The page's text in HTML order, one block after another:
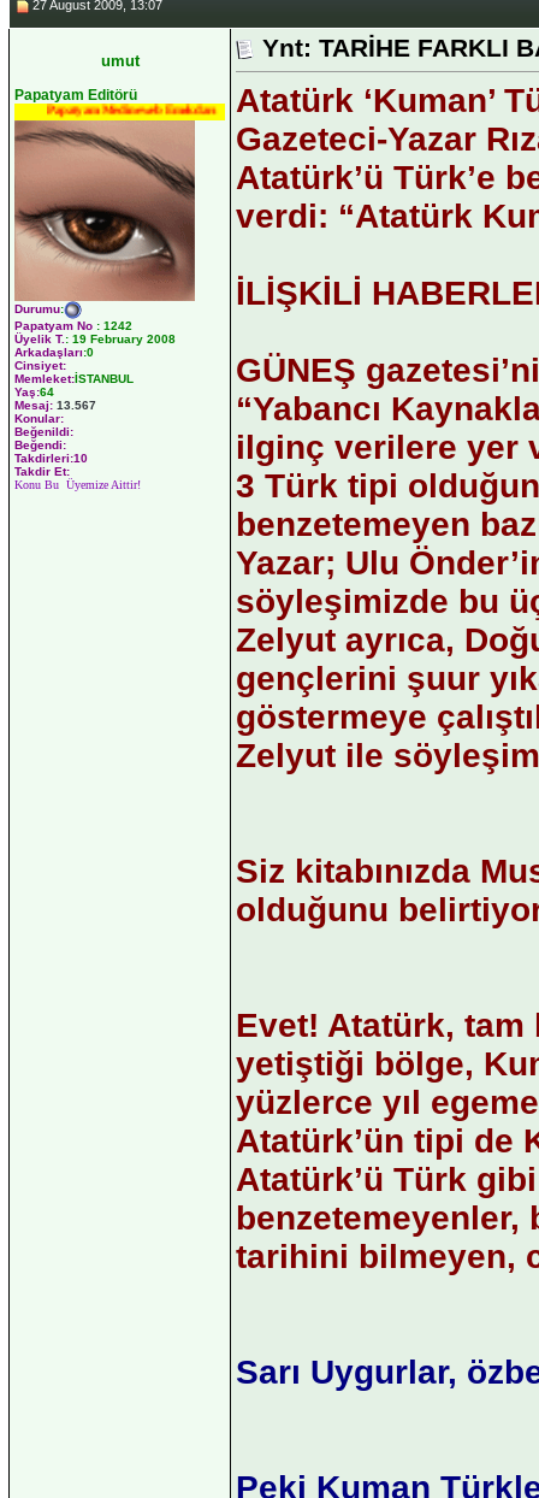
27 August 2009, 13:07
umut
Papatyam Editörü
Papatyam Medineweb Emekdarı
Durumu:
Papatyam No : 1242
Üyelik T.: 19 February 2008
Arkadaşları:0
Cinsiyet:
Memleket:İSTANBUL
Yaş:64
Mesaj: 13.567
Konular:
Beğenildi:
Beğendi:
Takdirleri:10
Takdir Et:
Konu Bu Üyemize Aittir!
Ynt: TARİHE FARKLI
Atatürk ‘Kuman’
Gazeteci-Yazar
Atatürk’ü Türk’e
verdi: “Atatürk
İLİŞKİLİ
GÜNEŞ
“Yabancı
ilginç verilere yer
3 Türk tipi
benzetemeyen
Yazar; Ulu
söyleşimizde bu
Zelyut ayrıca,
gençlerini şuur
göstermeye
Zelyut ile
Siz kitabınızda
olduğunu
Evet! Atatürk, tam
yetiştiği bölge,
yüzlerce yıl
Atatürk’ün tipi de
Atatürk’ü Türk
benzetemeyenler,
tarihini bilmeyen,
Sarı Uygurlar,
Peki Kuman